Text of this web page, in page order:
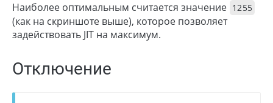
Наиболее оптимальным считается значение 1255
(как на скриншоте выше), которое позволяет
задействовать JIT на максимум.
Отключение